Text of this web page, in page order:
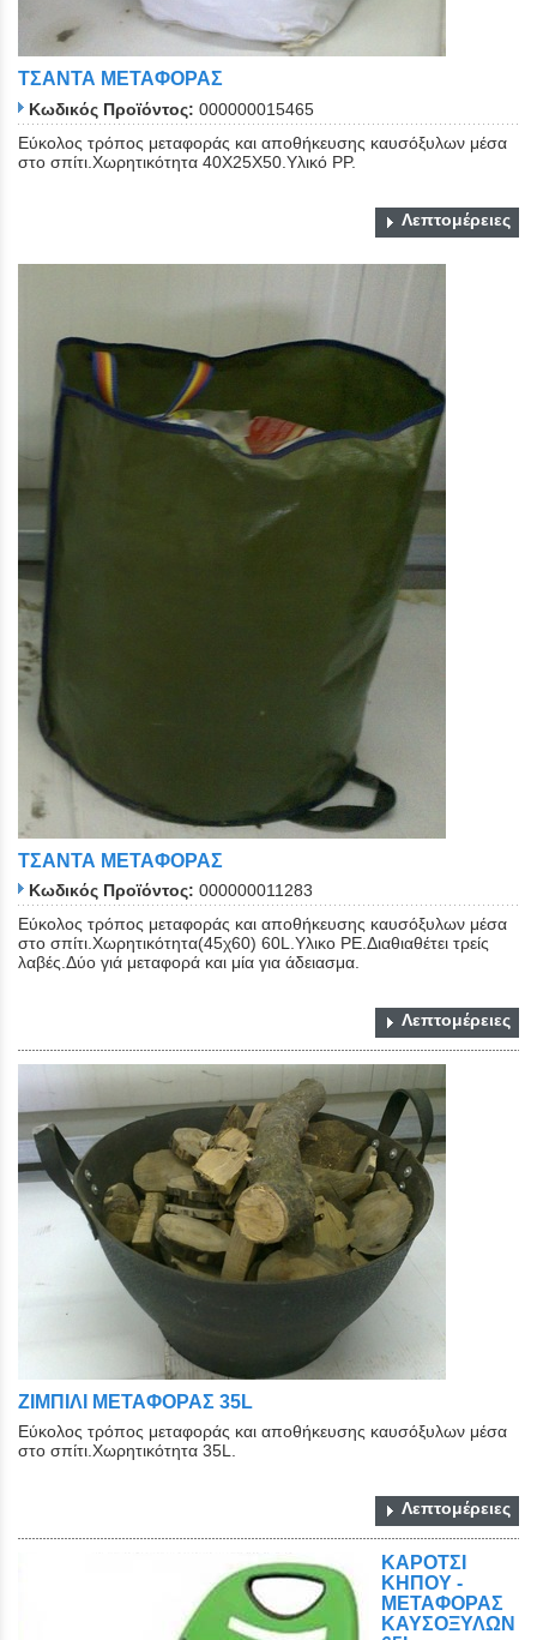
ΤΣΑΝΤΑ ΜΕΤΑΦΟΡΑΣ
Κωδικός Προϊόντος: 000000015465
Εύκολος τρόπος μεταφοράς και αποθήκευσης καυσόξυλων μέσα
στο σπίτι.Χωρητικότητα 40Χ25Χ50.Υλικό PP.
Λεπτομέρειες
ΤΣΑΝΤΑ ΜΕΤΑΦΟΡΑΣ
Κωδικός Προϊόντος: 000000011283
Εύκολος τρόπος μεταφοράς και αποθήκευσης καυσόξυλων μέσα
στο σπίτι.Χωρητικότητα(45χ60) 60L.Yλικο PE.Διαθιαθέτει τρείς
λαβές.Δύο γιά μεταφορά και μία για άδειασμα.
Λεπτομέρειες
ΖΙΜΠΙΛΙ ΜΕΤΑΦΟΡΑΣ 35L
Εύκολος τρόπος μεταφοράς και αποθήκευσης καυσόξυλων μέσα
στο σπίτι.Χωρητικότητα 35L.
Λεπτομέρειες
ΚΑΡΟΤΣΙ
ΚΗΠΟΥ -
ΜΕΤΑΦΟΡΑΣ
ΚΑΥΣΟΞΥΛΩΝ